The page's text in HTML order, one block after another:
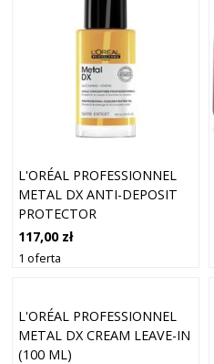
L'ORÉAL PROFESSIONNEL
METAL DX ANTI-DEPOSIT
PROTECTOR
CONCENTRATED OIL (30
ML)
117,00 zł
1 oferta
L'ORÉAL PROFESSIONNEL
METAL DX CREAM LEAVE-IN
(100 ML)